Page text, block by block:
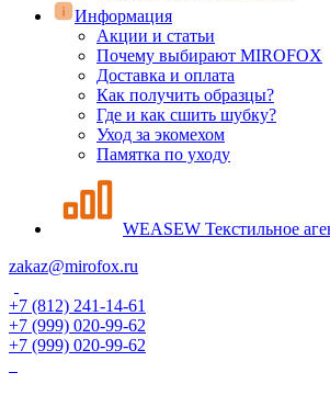
Информация
Акции и статьи
Почему выбирают MIROFOX
Доставка и оплата
Как получить образцы?
Где и как сшить шубку?
Уход за экомехом
Памятка по уходу
WEASEW Текстильное
zakaz@mirofox.ru
+7 (812) 241-14-61
+7 (999) 020-99-62
+7 (999) 020-99-62